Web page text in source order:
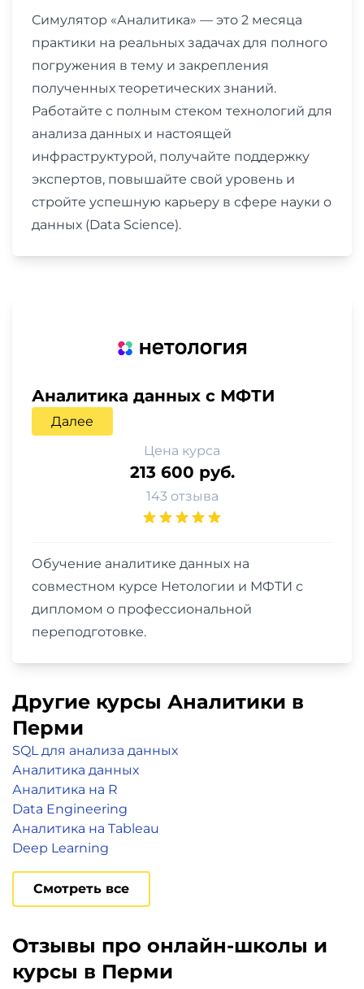
Симулятор «Аналитика» — это 2 месяца
практики на реальных задачах для полного
погружения в тему и закрепления
полученных теоретических знаний.
Работайте с полным стеком технологий для
анализа данных и настоящей
инфраструктурой, получайте поддержку
экспертов, повышайте свой уровень и
стройте успешную карьеру в сфере науки о
данных (Data Science).
Аналитика данных c МФТИ
Далее
Цена курса
213 600 руб.
143 отзыва
Обучение аналитике данных на
совместном курсе Нетологии и МФТИ с
дипломом о профессиональной
переподготовке.
Другие курсы Аналитики в
Перми
SQL для анализа данных
Аналитика данных
Аналитика на R
Data Engineering
Аналитика на Tableau
Deep Learning
Смотреть все
Отзывы про онлайн-школы и
курсы в Перми